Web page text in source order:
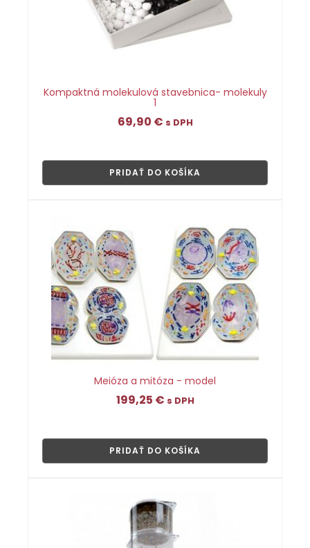
Kompaktná molekulová stavebnica- molekuly
1
69,90 € s DPH
PRIDAŤ DO KOŠÍKA
Meióza a mitóza - model
199,25 € s DPH
PRIDAŤ DO KOŠÍKA